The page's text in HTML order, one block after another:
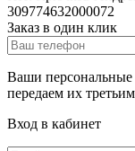
309774632000072
Заказ в один клик
Ваши
передаем их
Вход в кабинет